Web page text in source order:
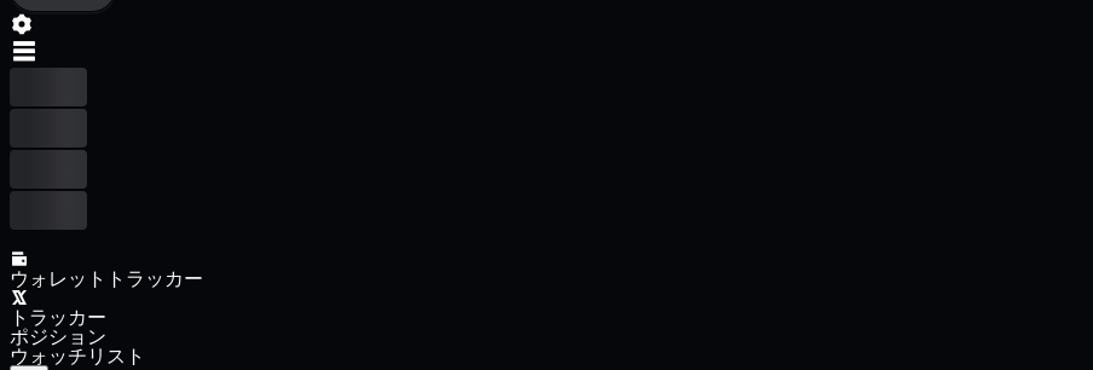
ウォレットトラッカー
トラッカー
ポジション
ウォッチリスト